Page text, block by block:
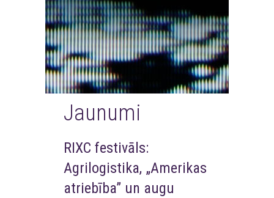
Jaunumi
RIXC festivāls:
Agrilogistika, „Amerikas
atriebība” un augu